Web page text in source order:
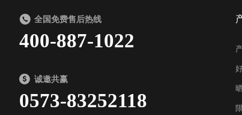
全国免费售后热线
400-887-1022
诚邀共赢
0573-83252118